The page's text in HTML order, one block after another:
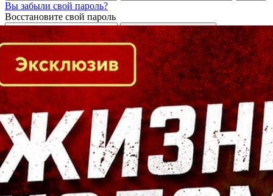
Вы забыли свой пароль?
Восстановите свой пароль
Кто есть кто в Байкальском регионе